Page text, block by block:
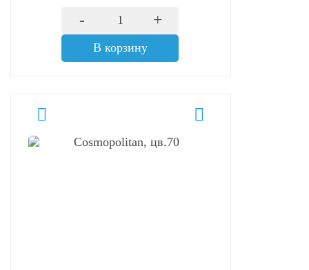
- +
В корзину